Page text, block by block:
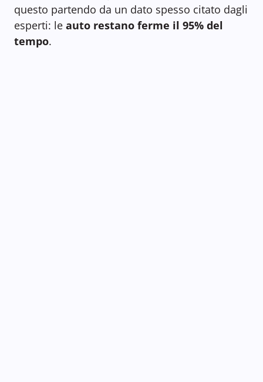
questo partendo da un dato spesso citato dagli
esperti: le auto restano ferme il 95% del
tempo.